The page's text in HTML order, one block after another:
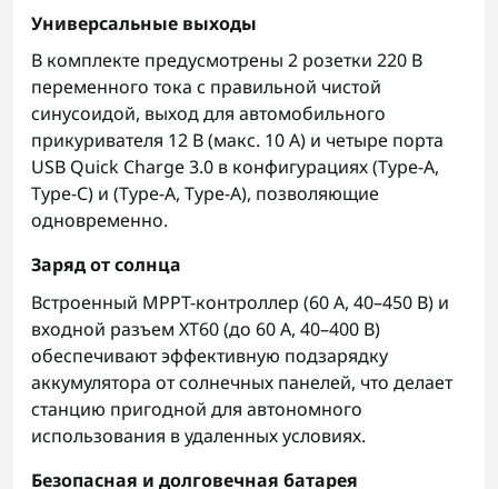
Универсальные выходы
В комплекте предусмотрены 2 розетки 220 В
переменного тока с правильной чистой
синусоидой, выход для автомобильного
прикуривателя 12 В (макс. 10 А) и четыре порта
USB Quick Charge 3.0 в конфигурациях (Type-A,
Type-C) и (Type-A, Type-A), позволяющие
одновременно.
Заряд от солнца
Встроенный MPPT-контроллер (60 А, 40–450 В) и
входной разъем XT60 (до 60 А, 40–400 В)
обеспечивают эффективную подзарядку
аккумулятора от солнечных панелей, что делает
станцию пригодной для автономного
использования в удаленных условиях.
Безопасная и долговечная батарея